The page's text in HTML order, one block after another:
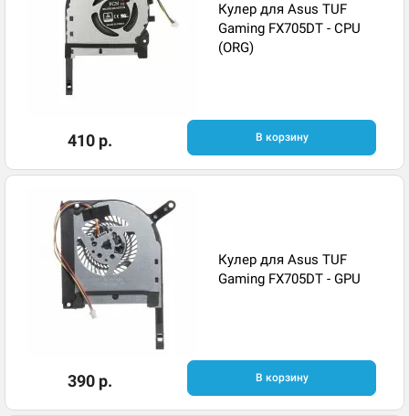
Кулер для Asus TUF
Gaming FX705DT - CPU
(ORG)
410 р. В корзину
Кулер для Asus TUF
Gaming FX705DT - GPU
390 р. В корзину